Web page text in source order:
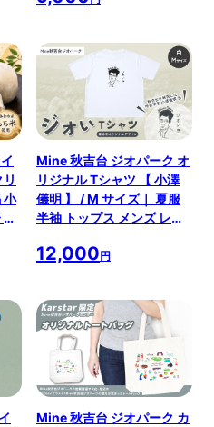
小
Mine 秋吉台 ジオパーク オ
リジナル Tシャツ 【 小澤
儀明 】 / M サイズ｜ 夏服
半袖 トップス メンズ レデ
類 服 シャツ Tシャツ オリ
祢
12,000円
Mine 秋吉台 ジオパーク カ